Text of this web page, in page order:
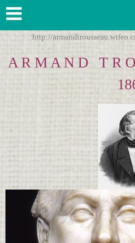
http://
A R M A N D T R